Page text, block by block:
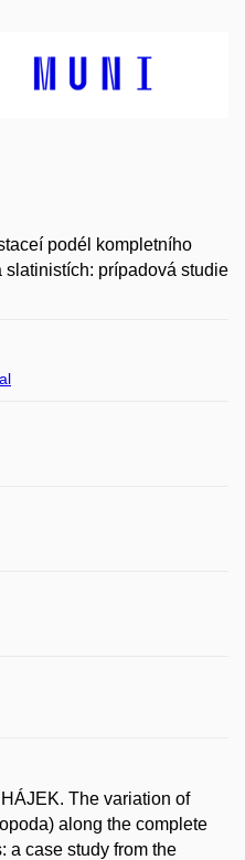
podél kompletního
prípadová studie
The variation of
along the complete
a case study from the